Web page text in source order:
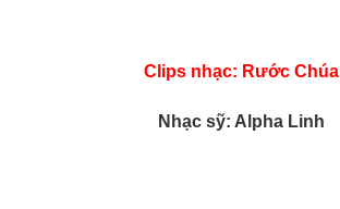
Clips nhạc: Rước Chúa
Nhạc sỹ: Alpha Linh